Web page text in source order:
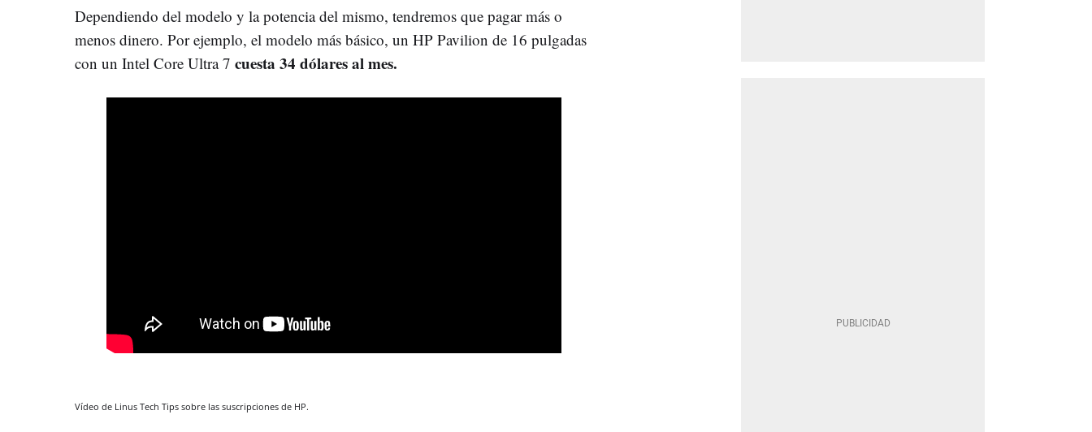
Dependiendo del modelo y la potencia del mismo, tendremos que pagar más o
menos dinero. Por ejemplo, el modelo más básico, un HP Pavilion de 16 pulgadas
con un Intel Core Ultra 7 cuesta 34 dólares al mes.
Vídeo de Linus Tech Tips sobre las suscripciones de HP.